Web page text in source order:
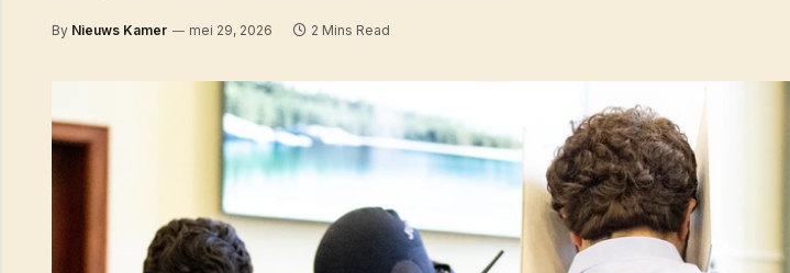
By Nieuws Kamer mei 29, 2026 2 Mins Read